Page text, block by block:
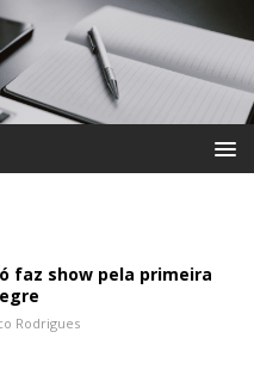
faz show pela primeira
Rodrigues